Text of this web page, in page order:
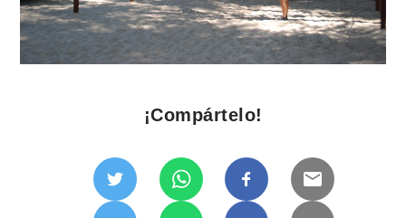
¡Compártelo!